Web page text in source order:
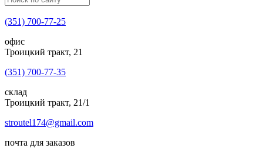
(351) 700-77-25
офис
Троицкий тракт, 21
(351) 700-77-35
склад
Троицкий тракт, 21/1
stroutel174@gmail.com
почта для заказов